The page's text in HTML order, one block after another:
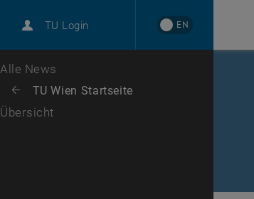
TU Login EN
Karriere
Zur 1. Menü Ebene
Alle News
Zurück: Subseiten von TU Wien Startseite auflisten
Zurück zur letzten Ebene:
TU Wien Startseite
Übersicht